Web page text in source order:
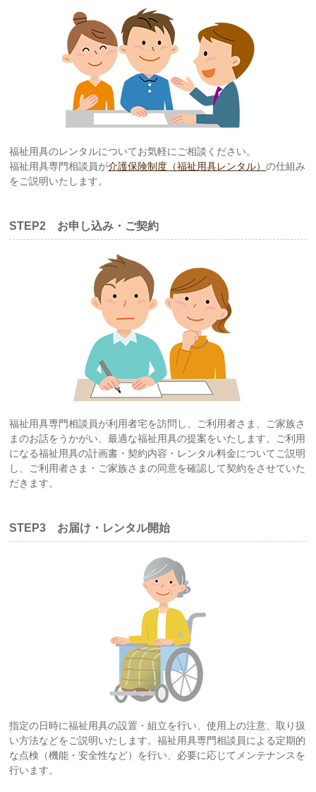
福祉用具のレンタルについてお気軽にご相談ください。
福祉用具専門相談員が介護保険制度（福祉用具レンタル）の仕組み
をご説明いたします。
STEP2 お申し込み・ご契約
福祉用具専門相談員が利用者宅を訪問し、ご利用者さま、ご家族さ
まのお話をうかがい、最適な福祉用具の提案をいたします。ご利用
になる福祉用具の計画書・契約内容・レンタル料金についてご説明
し、ご利用者さま・ご家族さまの同意を確認して契約をさせていた
だきます。
STEP3 お届け・レンタル開始
指定の日時に福祉用具の設置・組立を行い、使用上の注意、取り扱
い方法などをご説明いたします。福祉用具専門相談員による定期的
な点検（機能・安全性など）を行い、必要に応じてメンテナンスを
行います。